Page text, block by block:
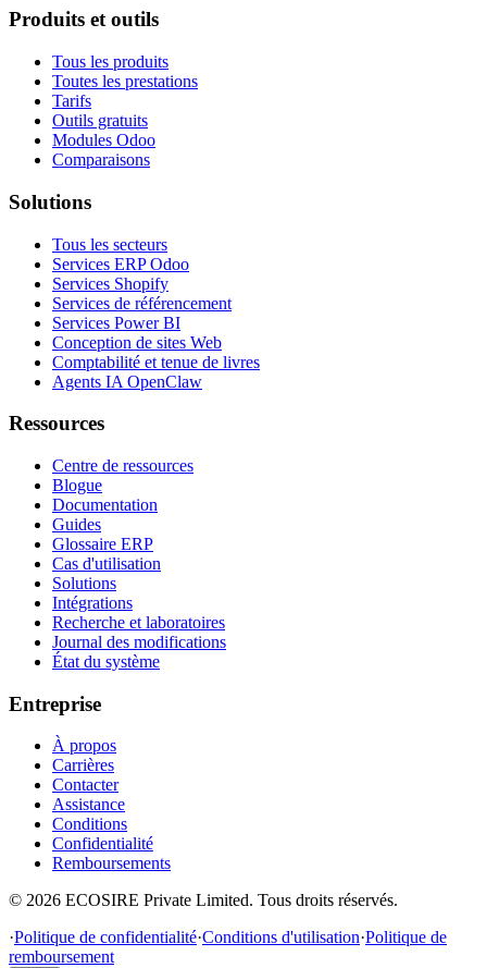
Produits et outils
Tous les produits
Toutes les prestations
Tarifs
Outils gratuits
Modules Odoo
Comparaisons
Solutions
Tous les secteurs
Services ERP Odoo
Services Shopify
Services de référencement
Services Power BI
Conception de sites Web
Comptabilité et tenue de livres
Agents IA OpenClaw
Ressources
Centre de ressources
Blogue
Documentation
Guides
Glossaire ERP
Cas d'utilisation
Solutions
Intégrations
Recherche et laboratoires
Journal des modifications
État du système
Entreprise
À propos
Carrières
Contacter
Assistance
Conditions
Confidentialité
Remboursements
© 2026 ECOSIRE Private Limited. Tous droits réservés.
·Politique de confidentialité·Conditions d'utilisation·Politique de
remboursement